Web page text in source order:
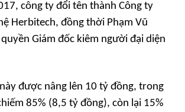
công ty đổi tên thành Công ty
Herbitech, đồng thời Phạm Vũ
Giám đốc kiêm người đại diện
được nâng lên 10 tỷ đồng, trong
85% (8,5 tỷ đồng), còn lại 15%